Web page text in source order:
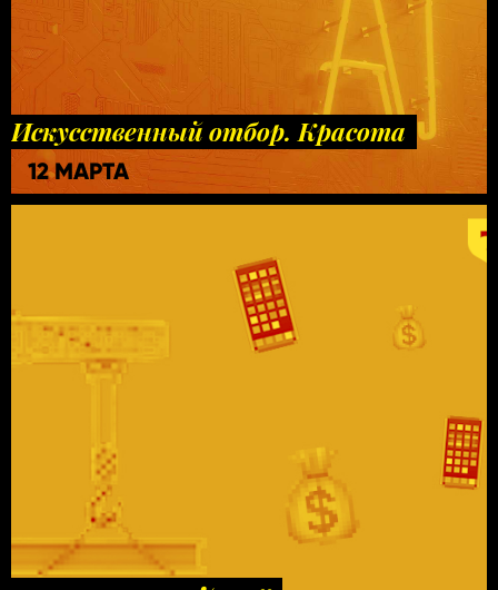
Искусственный отбор. Красота
12 МАРТА